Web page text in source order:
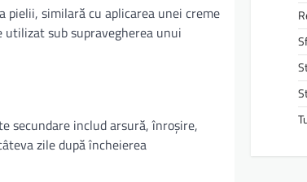
similară cu aplicarea unei creme
sub supravegherea unui
secundare includ arsură, înroșire,
zile după încheierea